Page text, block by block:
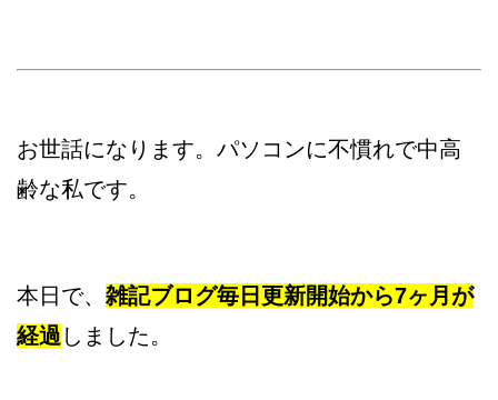
お世話になります。パソコンに不慣れで中高
齢な私です。
本日で、 雑記ブログ毎日更新開始から7ヶ月が
経過 しました。